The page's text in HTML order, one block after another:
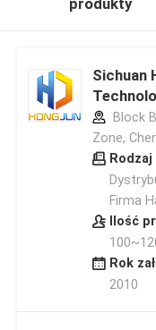
produkty
Sichuan
Block
Zone,
Firma
Ilość
Rok
2010